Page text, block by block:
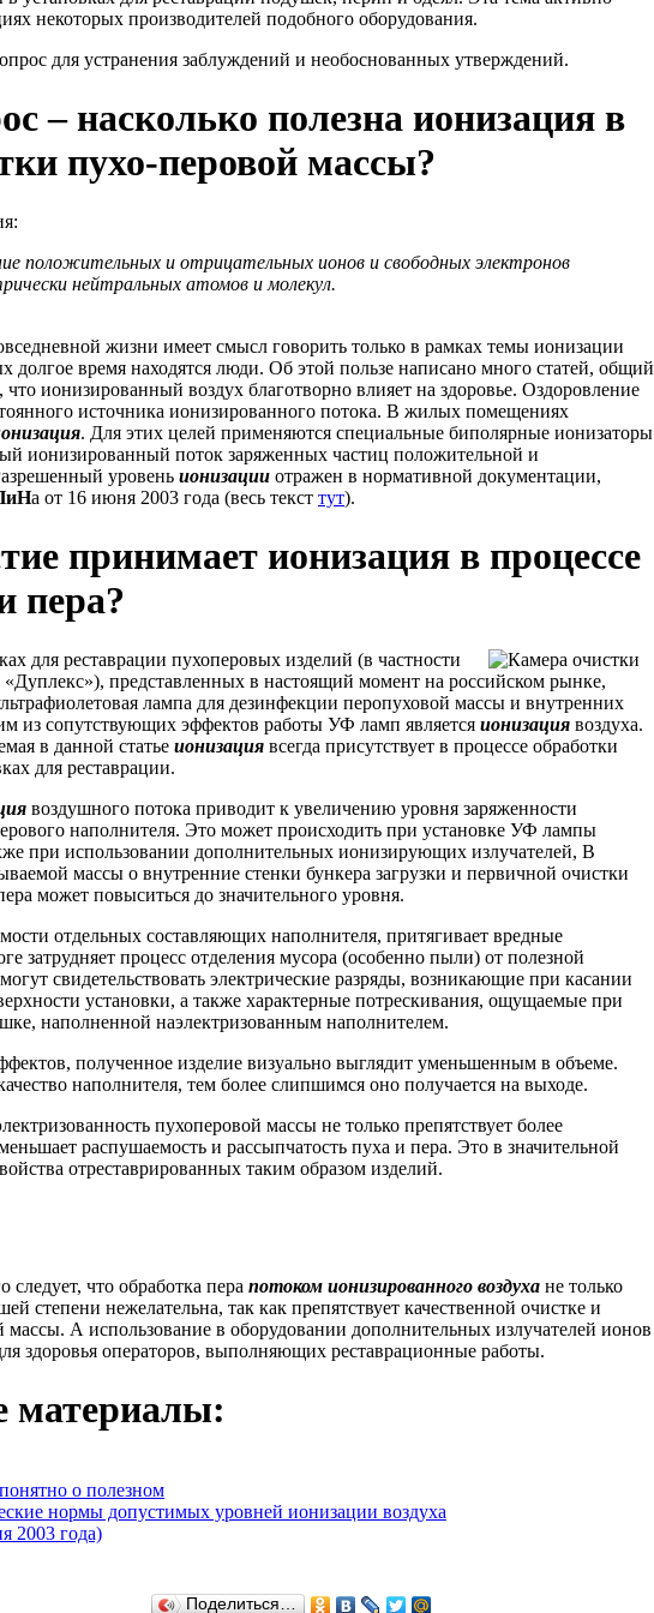
некоторых производителей подобного оборудования.
для устранения заблуждений и необоснованных утверждений.
– насколько полезна ионизация в
пухо-перовой массы?
положительных и отрицательных ионов и свободных электронов
атомов и молекул.
жизни имеет смысл говорить только в рамках темы ионизации
долгое время находятся люди. Об этой пользе написано много статей, общий
ионизированный воздух благотворно влияет на здоровье. Оздоровление
источника ионизированного потока. В жилых помещениях
. Для этих целей применяются специальные биполярные ионизаторы
ионизированный поток заряженных частиц положительной и
уровень ионизации отражен в нормативной документации,
а от 16 июня 2003 года (весь текст тут).
принимает ионизация в процессе
пера?
для реставрации пухоперовых изделий (в частности
представленных в настоящий момент на российском рынке,
лампа для дезинфекции перопуховой массы и внутренних
из сопутствующих эффектов работы УФ ламп является ионизация воздуха.
в данной статье ионизация всегда присутствует в процессе обработки
для реставрации.
воздушного потока приводит к увеличению уровня заряженности
наполнителя. Это может происходить при установке УФ лампы
при использовании дополнительных ионизирующих излучателей, В
массы о внутренние стенки бункера загрузки и первичной очистки
может повыситься до значительного уровня.
отдельных составляющих наполнителя, притягивает вредные
затрудняет процесс отделения мусора (особенно пыли) от полезной
свидетельствовать электрические разряды, возникающие при касании
установки, а также характерные потрескивания, ощущаемые при
наполненной наэлектризованным наполнителем.
полученное изделие визуально выглядит уменьшенным в объеме.
наполнителя, тем более слипшимся оно получается на выходе.
пухоперовой массы не только препятствует более
распушаемость и рассыпчатость пуха и пера. Это в значительной
отреставрированных таким образом изделий.
что обработка пера потоком ионизированного воздуха не только
степени нежелательна, так как препятствует качественной очистке и
А использование в оборудовании дополнительных излучателей ионов
здоровья операторов, выполняющих реставрационные работы.
материалы:
о полезном
нормы допустимых уровней ионизации воздуха
года)
Поделиться…